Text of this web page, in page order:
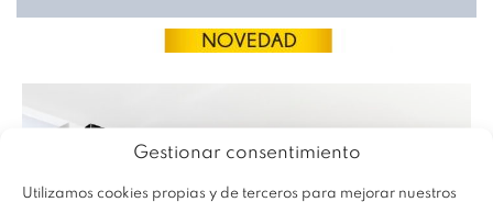
Gestionar consentimiento
Utilizamos cookies propias y de terceros para mejorar nuestros